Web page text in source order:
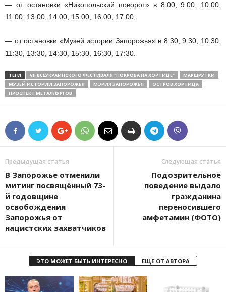
— от остановки «Никопольский поворот» в 8:00, 9:00, 10:00,
11:00, 13:00, 14:00, 15:00, 16:00, 17:00;
— от остановки «Музей истории Запорожья» в 8:30, 9:30, 10:30,
11:30, 13:30, 14:30, 15:30, 16:30, 17:30.
ТЕГИ VII ВСЕУКРАИНСКОГО ФЕСТИВАЛЯ "ПОКРОВА НА ХОРТИЦЕ"
МАРШРУТКИ
МУЗЕЙ ИСТОРИИ ЗАПОРОЖЬЯ
МЭРИЯ ЗАПОРОЖЬЯ
ОСТРОВ ХОРТИЦА
ПРОСПЕКТ МЕТАЛЛУРГОВ
Предыдущая статья
В Запорожье отменили
митинг посвящённый 73-
й годовщине
освобождения
Запорожья от
нацистских захватчиков
Следующая статья
Подозрительное
поведение выдало
гражданина
переносившего
амфетамин (ФОТО)
ЭТО МОЖЕТ БЫТЬ ИНТЕРЕСНО ЕЩЕ ОТ АВТОРА